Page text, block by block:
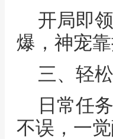
开局即
爆，神宠
三、轻
日常任
不误，一